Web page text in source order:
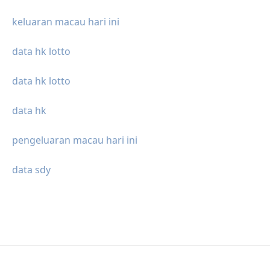
keluaran macau hari ini
data hk lotto
data hk lotto
data hk
pengeluaran macau hari ini
data sdy